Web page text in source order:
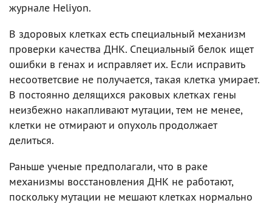
журнале Heliyon.
В здоровых клетках есть специальный механизм
проверки качества ДНК. Специальный белок ищет
ошибки в генах и исправляет их. Если исправить
несоответсвие не получается, такая клетка умирает.
В постоянно делящихся раковых клетках гены
неизбежно накапливают мутации, тем не менее,
клетки не отмирают и опухоль продолжает
делиться.
Раньше ученые предполагали, что в раке
механизмы восстановления ДНК не работают,
поскольку мутации не мешают клетках нормально